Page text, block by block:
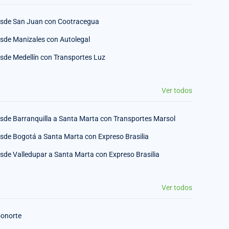
San Juan con Cootracegua
Manizales con Autolegal
Medellín con Transportes Luz
Ver todos
Barranquilla a Santa Marta con Transportes Marsol
Bogotá a Santa Marta con Expreso Brasilia
Valledupar a Santa Marta con Expreso Brasilia
Ver todos